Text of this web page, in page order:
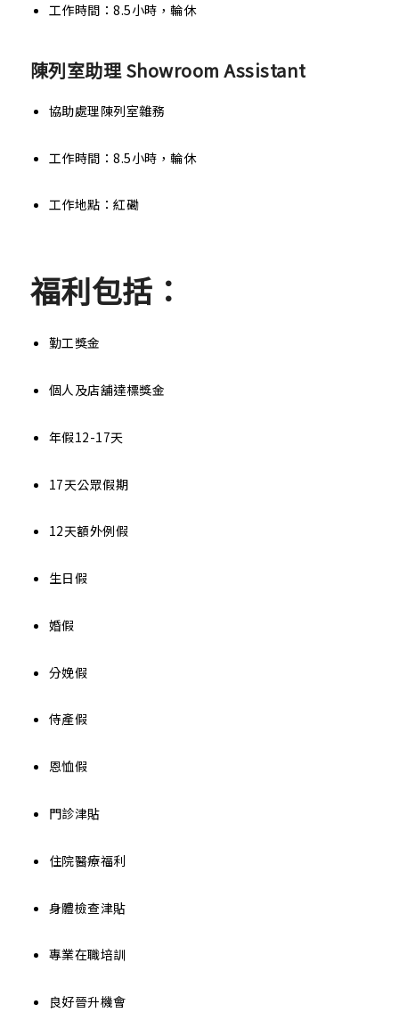
工作時間：8.5小時，輪休
陳列室助理 Showroom Assistant
協助處理陳列室雜務
工作時間：8.5小時，輪休
工作地點：紅磡
福利包括：
勤工獎金
個人及店舖達標獎金
年假12-17天
17天公眾假期
12天額外例假
生日假
婚假
分娩假
侍產假
恩恤假
門診津貼
住院醫療福利
身體檢查津貼
專業在職培訓
良好晉升機會